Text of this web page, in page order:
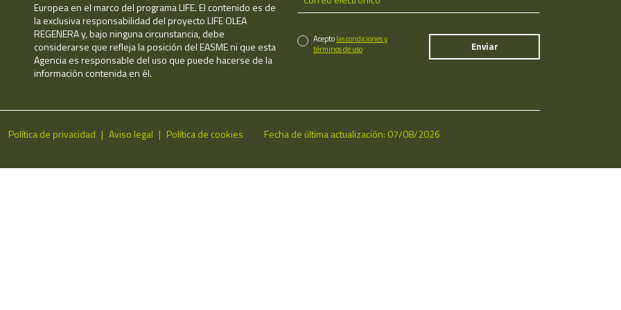
Europea en el marco del programa LIFE. El contenido es de
la exclusiva responsabilidad del proyecto LIFE OLEA
REGENERA y, bajo ninguna circunstancia, debe
considerarse que refleja la posición del EASME ni que esta
Agencia es responsable del uso que puede hacerse de la
información contenida en él.
Aceptolas condiciones y
términos de uso
Política de privacidad Aviso legal Política de cookies Fecha de última actualización: 07/08/2026